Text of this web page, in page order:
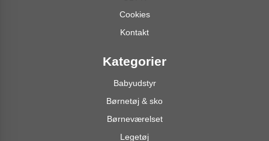
Cookies
Kontakt
Kategorier
Babyudstyr
Børnetøj & sko
Børneværelset
Legetøj